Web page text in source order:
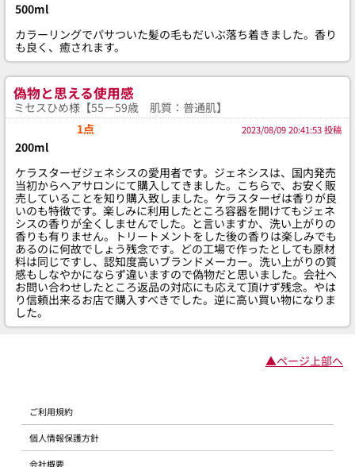
500ml
カラーリングでパサついた髪の毛もだいぶ落ち着きました。香り
も良く、癒されます。
偽物と思える使用感
ミセスひめ様【55－59歳 肌質：普通肌】
1点
2023/08/09 20:41:53 投稿
200ml
ケラスターゼジェネシスの愛用者です。ジェネシスは、国内発売
当初からヘアサロンにて購入してきました。こちらで、お安く販
売していることを知り購入致しました。ケラスターゼは香りが良
いのも特徴です。楽しみに利用したところ容器を開けてもジェネ
シスの香りが全くしませんでした。と言いますか、洗い上がりの
香りも有りません。トリートメントをした後の香りは楽しみでも
あるのに何故でしょう残念です。どの工場で作ったとしても原材
料は同じですし、認知度高いブランドメーカー。洗い上がりの質
感もしなやかにならず違いますので偽物だと思いました。会社へ
お問い合わせしたところ返品の対応にも応えて頂けず残念。やは
り信頼出来るお店で購入すべきでした。逆に高い買い物になりま
した。
▲ページ上部へ
ご利用規約
個人情報保護方針
会社概要